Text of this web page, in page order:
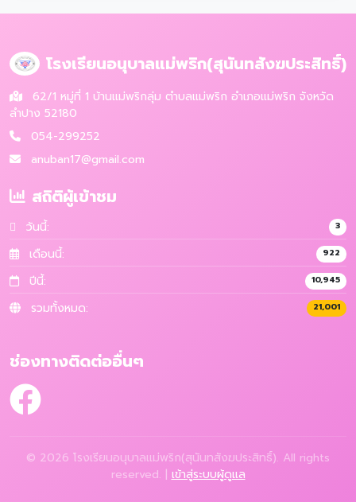
โรงเรียนอนุบาลแม่พริก(สุนันทสังฆประสิทธิ์)
62/1 หมู่ที่ 1 บ้านแม่พริกลุ่ม ตำบลแม่พริก อำเภอแม่พริก จังหวัด
ลำปาง 52180
054-299252
anuban17@gmail.com
สถิติผู้เข้าชม
วันนี้: 3
เดือนนี้: 922
ปีนี้: 10,945
รวมทั้งหมด: 21,001
ช่องทางติดต่ออื่นๆ
© 2026 โรงเรียนอนุบาลแม่พริก(สุนันทสังฆประสิทธิ์). All rights
reserved. | เข้าสู่ระบบผู้ดูแล